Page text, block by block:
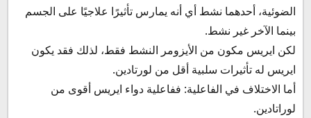
الضوئية، أحدهما نشط أي أنه يمارس تأثيرًا علاجيًا على الجسم
بينما الآخر غير نشط.
لكن ايريس مكون من الأيزومر النشط فقط، لذلك فقد يكون
ايريس له تأثيرات سلبية أقل من لورتادين.
أما الاختلاف في الفاعلية: ففاعلية دواء ايريس أقوى من
لوراتادين.